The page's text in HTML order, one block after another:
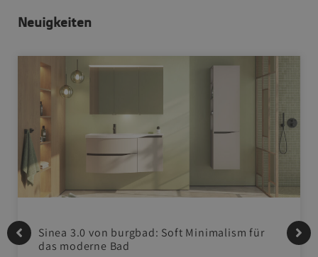
Neuigkeiten
Sinea 3.0 von burgbad: Soft Minimalism für
das moderne Bad